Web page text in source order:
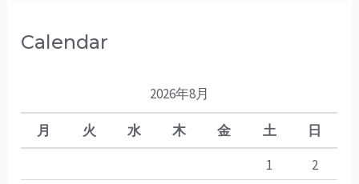
Calendar
2026年8月
月 火 水 木 金 土
日
1
2